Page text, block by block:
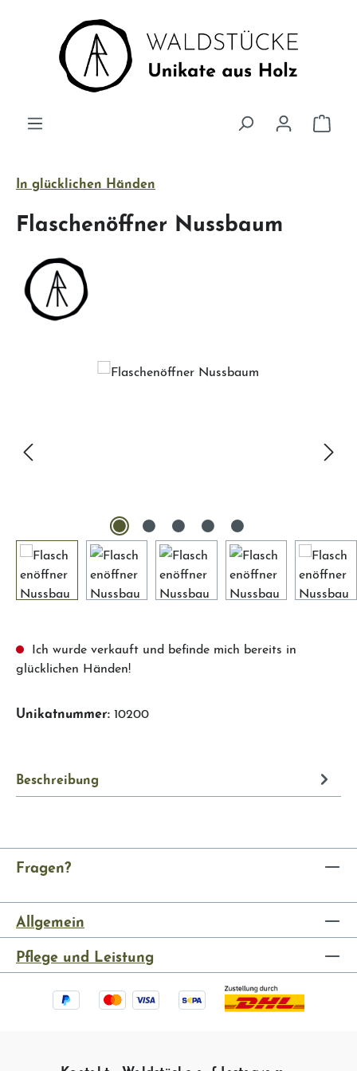
Zum Hauptinhalt springen
In glücklichen Händen
Flaschenöffner Nussbaum
Ich wurde verkauft und befinde mich bereits in
glücklichen Händen!
Unikatnummer: 10200
Beschreibung
Fragen?
Allgemein
Pflege und Leistung